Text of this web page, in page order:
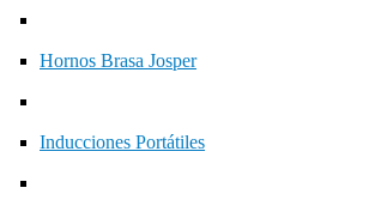
Hornos Brasa Josper
Inducciones Portátiles